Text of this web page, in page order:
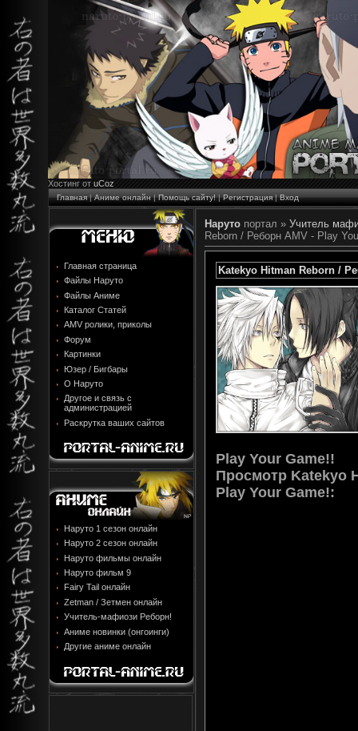
Хостинг от uCoz
Главная|Аниме онлайн|Помощь сайту!|Регистрация|Вход
Главная страница
Файлы Наруто
Файлы Аниме
Каталог Статей
AMV ролики, приколы
Форум
Картинки
Юзер / Бигбары
О Наруто
Другое и связь с
администрацией
Раскрутка ваших сайтов
Наруто 1 сезон онлайн
Наруто 2 сезон онлайн
Наруто фильмы онлайн
Наруто фильм 9
Fairy Tail онлайн
Zetman / Зетмен онлайн
Учитель-мафиози Реборн!
Аниме новинки (онгоинги)
Другие аниме онлайн
Наруто портал » Учитель
Reborn / Реборн AMV - Play
Katekyo Hitman Reborn /
Play Your Game!!
Просмотр Katekyo
Play Your Game!: